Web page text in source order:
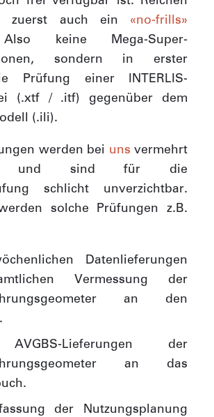
zuerst auch ein «no-frills»
keine Mega-Super-
sondern in erster
Prüfung einer INTERLIS-
(.xtf / .itf) gegenüber dem
(.ili).
werden bei uns vermehrt
und sind für die
schlicht unverzichtbar.
solche Prüfungen z.B.
Datenlieferungen
Vermessung der
an den
Lieferungen der
an das
der Nutzungsplanung